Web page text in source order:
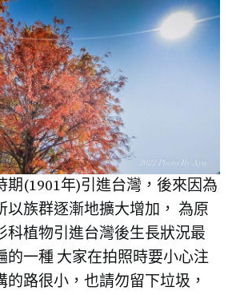
期(1901年)引進台灣，後來因為
以族群逐漸地擴大增加， 為原
科植物引進台灣後生長狀況最
的一種 大家在拍照時要小心注
的路很小，也請勿留下垃圾，